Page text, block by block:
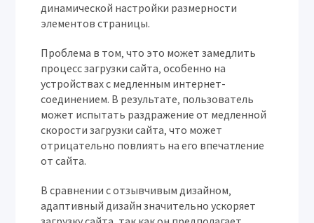
динамической настройки размерности
элементов страницы.
Проблема в том‚ что это может замедлить
процесс загрузки сайта‚ особенно на
устройствах с медленным интернет-
соединением. В результате‚ пользователь
может испытать раздражение от медленной
скорости загрузки сайта‚ что может
отрицательно повлиять на его впечатление
от сайта.
В сравнении с отзывчивым дизайном‚
адаптивный дизайн значительно ускоряет